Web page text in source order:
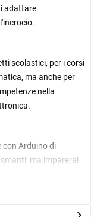
adattare
scolastici, per i corsi
ma anche per
nella
con Arduino di
ma imparerai
e dei sensori. Un